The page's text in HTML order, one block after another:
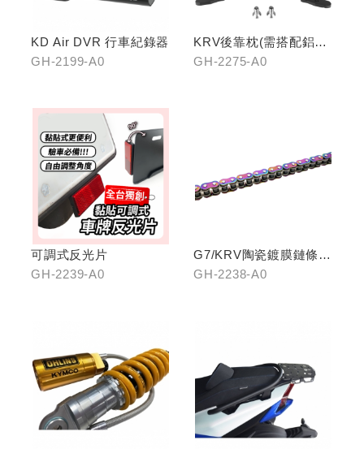
KD Air DVR 行車紀錄器
GH-2199-A0
KRV後靠枕(需搭配鋁合
金扶手)
GH-2275-A0
可調式反光片
GH-2239-A0
G7/KRV陶瓷鍍膜鏈條-
炫彩
GH-2238-A0